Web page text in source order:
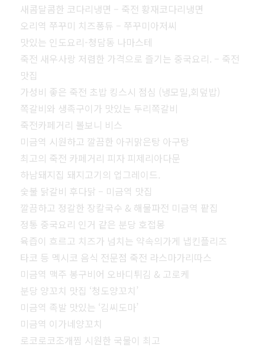
새콤달콤한 코다리냉면 – 죽전 황재코다리냉면
오리역 쭈꾸미 치즈퐁듀 – 쭈꾸미아저씨
맛있는 인도요리-청담동 나마스테
죽전 새우사랑 저렴한 가격으로 즐기는 중국요리. – 죽전
맛집
가성비 좋은 죽전 초밥 킹스시 점심 (냉모밀,회덮밥)
쪽갈비와 생족구이가 맛있는 두리쪽갈비
죽전카페거리 볼보니 비스
미금역 시원하고 깔끔한 아귀맑은탕 아구탕
최고의 죽전 카페거리 피자 피제리아다문
하남돼지집 돼지고기의 업그레이드.
숯불 닭갈비 후다닭 – 미금역 맛집
깔끔하고 정갈한 장칼국수 & 해물파전 미금역 팥집
정통 중국요리 인거 같은 분당 호접몽
육즙이 흐르고 치즈가 넘치는 약속의가게 냅킨플리즈
타코 등 멕시코 음식 전문점 죽전 라스마가리따스
미금역 맥주 봉구비어 오바디튀김 & 고로케
분당 양꼬치 맛집 ‘청도양꼬치’
미금역 족발 맛있는 ‘김씨도마’
미금역 이가네양꼬치
로코로코조개찜 시원한 국물이 최고